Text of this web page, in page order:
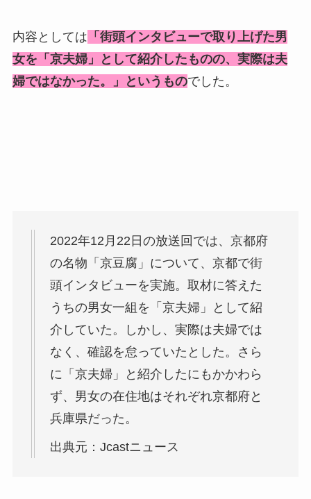
内容としては 「街頭インタビューで取り上げた男
女を「京夫婦」として紹介したものの、実際は夫
婦ではなかった。」というものでした。
2022年12月22日の放送回では、京都府
の名物「京豆腐」について、京都で街
頭インタビューを実施。取材に答えた
うちの男女一組を「京夫婦」として紹
介していた。しかし、実際は夫婦では
なく、確認を怠っていたとした。さら
に「京夫婦」と紹介したにもかかわら
ず、男女の在住地はそれぞれ京都府と
兵庫県だった。
出典元：Jcastニュース